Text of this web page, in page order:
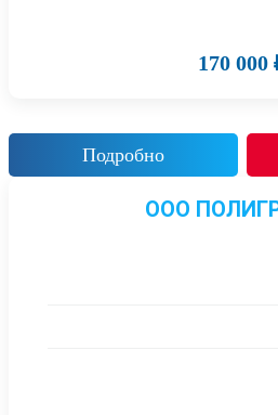
170 000
Подробно
ООО